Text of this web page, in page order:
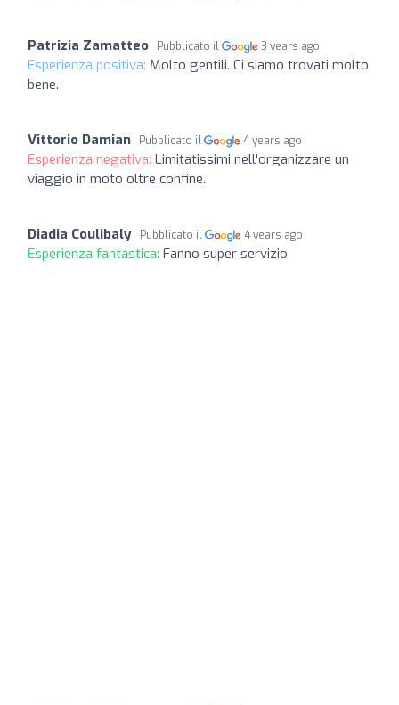
Patrizia Zamatteo Pubblicato il 3 years ago
Esperienza positiva: Molto gentili. Ci siamo trovati molto
bene.
Vittorio Damian Pubblicato il 4 years ago
Esperienza negativa: Limitatissimi nell'organizzare un
viaggio in moto oltre confine.
Diadia Coulibaly Pubblicato il 4 years ago
Esperienza fantastica: Fanno super servizio